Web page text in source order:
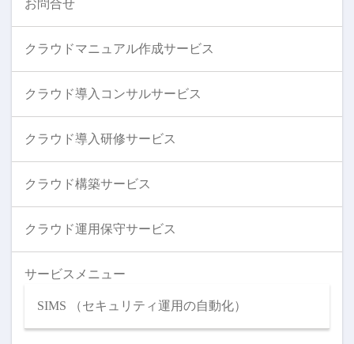
お問合せ
クラウドマニュアル作成サービス
クラウド導入コンサルサービス
クラウド導入研修サービス
クラウド構築サービス
クラウド運用保守サービス
サービスメニュー
SIMS （セキュリティ運用の自動化）